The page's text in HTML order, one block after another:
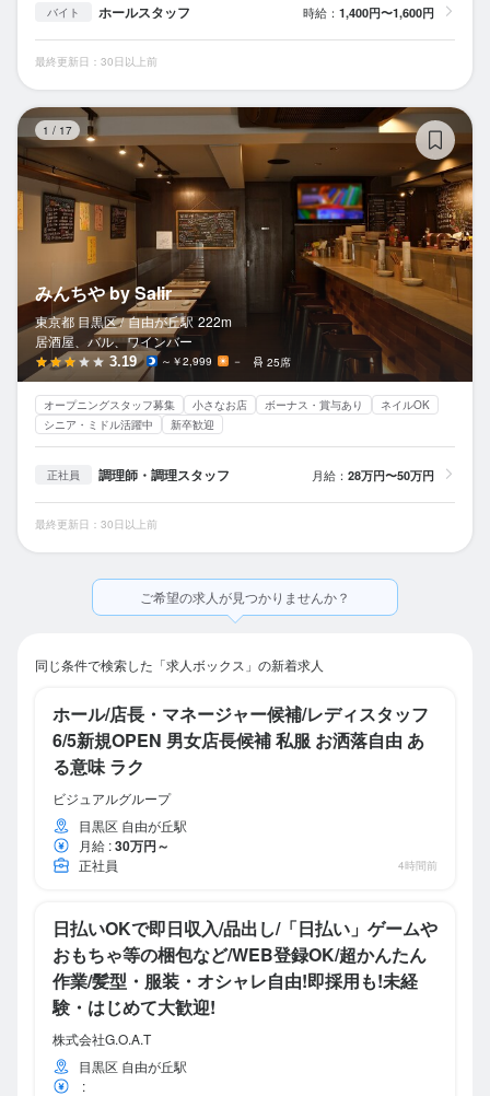
バイト ホールスタッフ 時給： 1,400円〜1,600円
最終更新日：30日以上前
1 / 17
みんちや by Salir
東京都 目黒区 / 自由が丘駅 222m
居酒屋、バル、ワインバー
3.19 ～￥2,999 － 25席
オープニングスタッフ募集 小さなお店 ボーナス・賞与あり
ネイルOK
シニア・ミドル活躍中
新卒歓迎
正社員 調理師・調理スタッフ 月給： 28万円〜50万円
最終更新日：30日以上前
ご希望の求人が見つかりませんか？
同じ条件で検索した「求人ボックス」の新着求人
ホール/店長・マネージャー候補/レディスタッフ
6/5新規OPEN 男女店長候補 私服 お洒落自由 あ
る意味 ラク
ビジュアルグループ
目黒区 自由が丘駅
月給 :30万円～
正社員 4時間前
日払いOKで即日収入/品出し/「日払い」ゲームや
おもちゃ等の梱包など/WEB登録OK/超かんたん
作業/髪型・服装・オシャレ自由!即採用も!未経
験・はじめて大歓迎!
株式会社G.O.A.T
目黒区 自由が丘駅
: